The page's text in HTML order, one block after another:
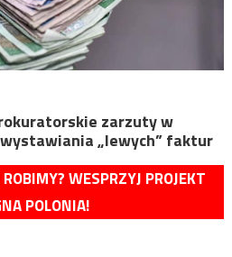
zarzuty w
„lewych” faktur
WESPRZYJ PROJEKT
POLONIA!